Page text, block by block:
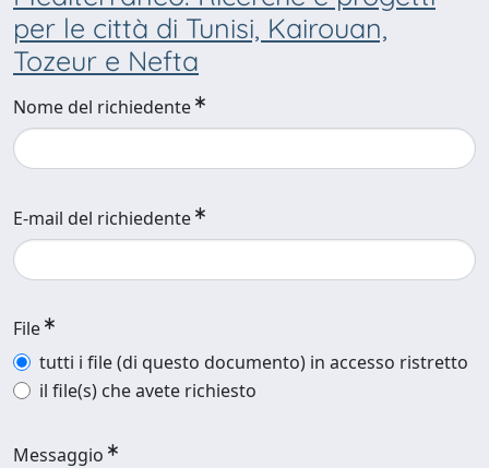
per le città di Tunisi, Kairouan,
Tozeur e Nefta
Nome del richiedente
E-mail del richiedente
File
tutti i file (di questo documento) in accesso ristretto
il file(s) che avete richiesto
Messaggio